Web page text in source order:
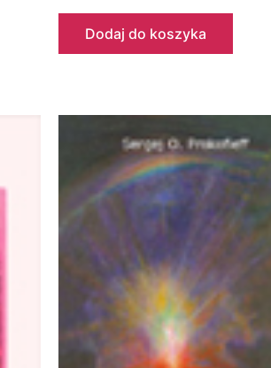
Dodaj do koszyka